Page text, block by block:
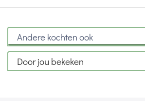
Andere kochten ook
Door jou bekeken